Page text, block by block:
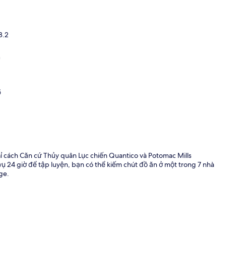
Căn cứ Thủy quân Lục chiến Quantico và Potomac Mills
24 giờ để tập luyện, bạn có thể kiếm chút đồ ăn ở một trong 7 nhà